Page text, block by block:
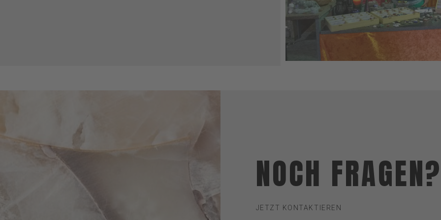
NOCH
JETZT KONTAKTIEREN